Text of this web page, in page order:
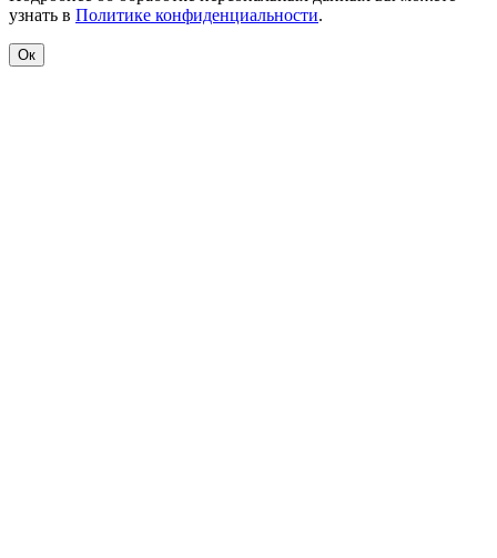
узнать в Политике конфиденциальности.
Ок